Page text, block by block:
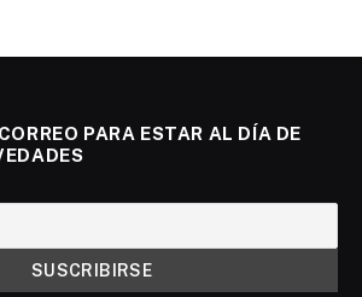
PARA ESTAR AL DÍA DE